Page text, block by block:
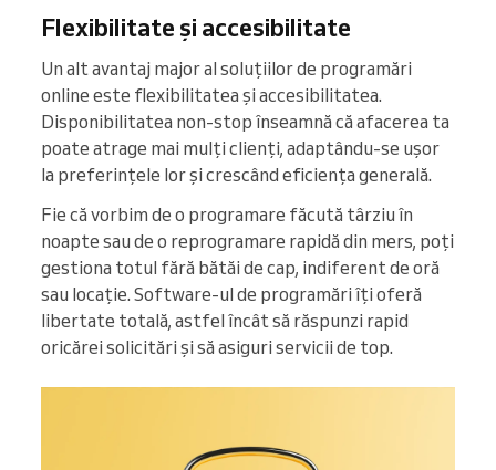
Flexibilitate și accesibilitate
Un alt avantaj major al soluțiilor de programări
online este flexibilitatea și accesibilitatea.
Disponibilitatea non-stop înseamnă că afacerea ta
poate atrage mai mulți clienți, adaptându-se ușor
la preferințele lor și crescând eficiența generală.
Fie că vorbim de o programare făcută târziu în
noapte sau de o reprogramare rapidă din mers, poți
gestiona totul fără bătăi de cap, indiferent de oră
sau locație. Software-ul de programări îți oferă
libertate totală, astfel încât să răspunzi rapid
oricărei solicitări și să asiguri servicii de top.